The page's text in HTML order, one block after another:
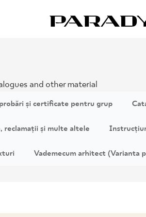
and other material
și certificate pentru grup
reclamații și multe altele
Vademecum arhitect (Varianta